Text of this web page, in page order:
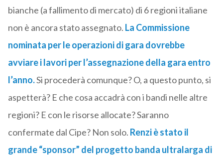
bianche (a fallimento di mercato) di 6 regioni italiane
non è ancora stato assegnato. La Commissione
nominata per le operazioni di gara dovrebbe
avviare i lavori per l’assegnazione della gara entro
l’anno.Si procederà comunque? O, a questo punto, si
aspetterà? E che cosa accadrà con i bandi nelle altre
regioni? E con le risorse allocate? Saranno
confermate dal Cipe? Non solo. Renzi è stato il
grande “sponsor” del progetto banda ultralarga di